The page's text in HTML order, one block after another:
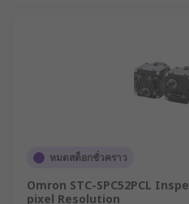
กล้องงูมีหลักการ
กล้องงูทำงานโดยการติดกล้อง
ปลายสายเคเบิลที่มีความยืดหยุ่
หมดสต็อกชั่วคราว
Omron STC-SPC52PCL
pixel Resolution